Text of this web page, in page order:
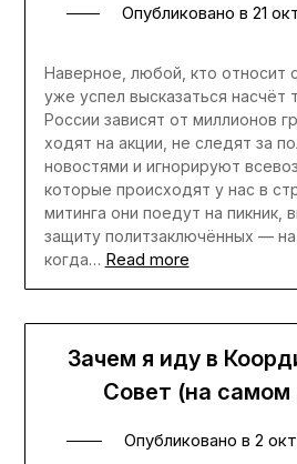
Опубликовано в 21
Наверное, любой, кто относит
уже успел высказаться насчёт
России зависят от миллионов
ходят на акции, не следят за
новостями и игнорируют
которые происходят у нас в
митинга они поедут на пикник,
защиту политзаключённых — на
когда… Read more
Зачем я иду в
Совет (на самом
Опубликовано в 2